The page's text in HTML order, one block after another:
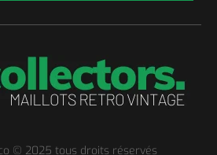
© 2025 tous droits réservés